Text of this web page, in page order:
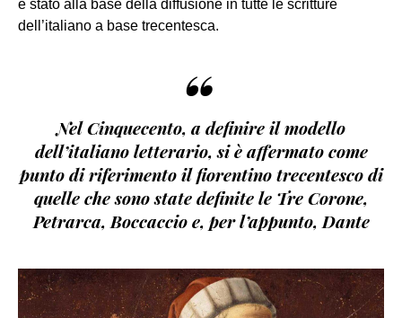
è stato alla base della diffusione in tutte le scritture
dell’italiano a base trecentesca.
“
Nel Cinquecento, a definire il modello
dell’italiano letterario, si è affermato come
punto di riferimento il fiorentino trecentesco di
quelle che sono state definite le Tre Corone,
Petrarca, Boccaccio e, per l’appunto, Dante